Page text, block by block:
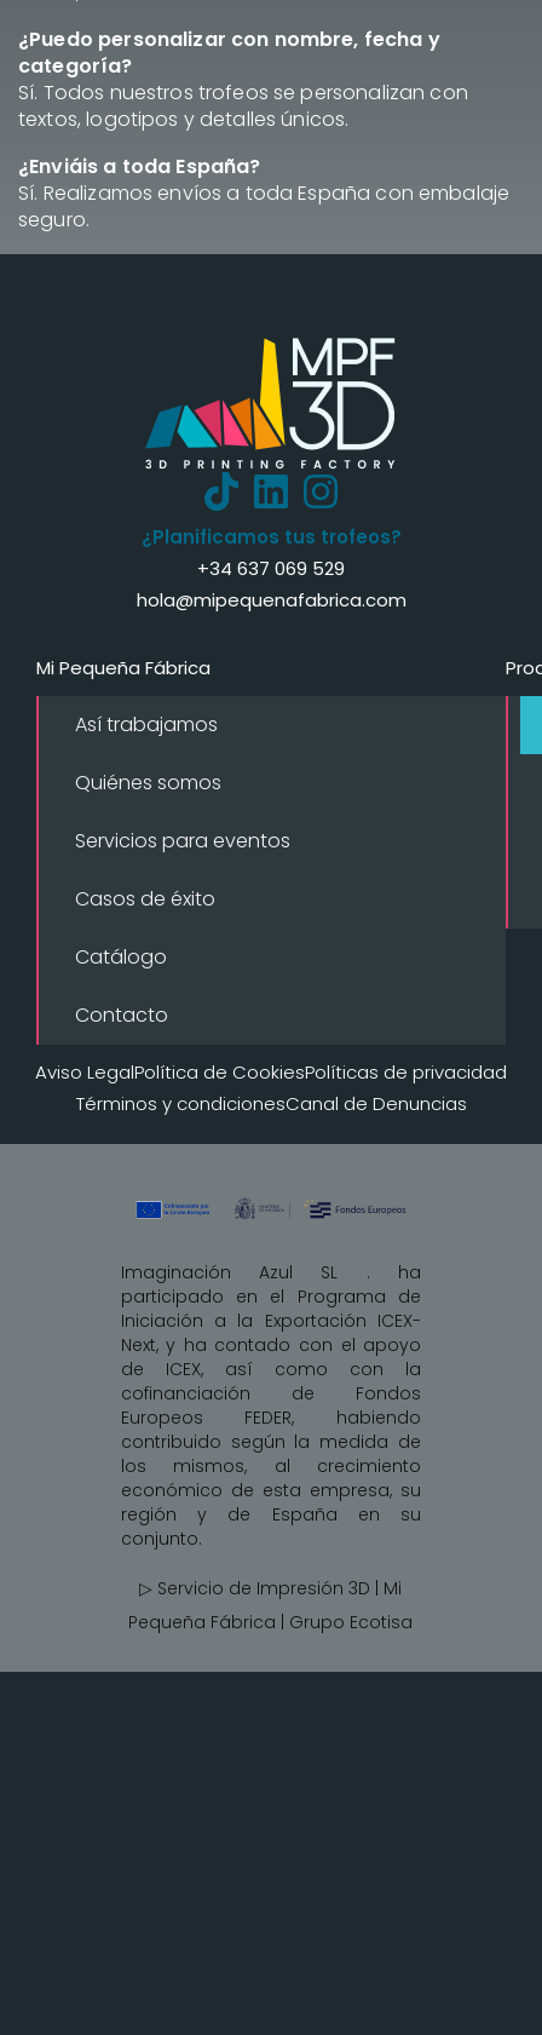
¿Puedo personalizar con nombre, fecha y
categoría?
Sí. Todos nuestros trofeos se personalizan con
textos, logotipos y detalles únicos.
¿Enviáis a toda España?
Sí. Realizamos envíos a toda España con embalaje
seguro.
¿Planificamos tus trofeos?
+34 637 069 529
hola@mipequenafabrica.com
Mi Pequeña Fábrica
Así trabajamos
Quiénes somos
Servicios para eventos
Casos de éxito
Catálogo
Contacto
Aviso LegalPolítica de CookiesPolíticas de privacidad
Términos y condicionesCanal de Denuncias
Imaginación Azul SL . ha
participado en el Programa de
Iniciación a la Exportación ICEX-
Next, y ha contado con el apoyo
de ICEX, así como con la
cofinanciación de Fondos
Europeos FEDER, habiendo
contribuido según la medida de
los mismos, al crecimiento
económico de esta empresa, su
región y de España en su
conjunto.
▷ Servicio de Impresión 3D | Mi
Pequeña Fábrica | Grupo Ecotisa